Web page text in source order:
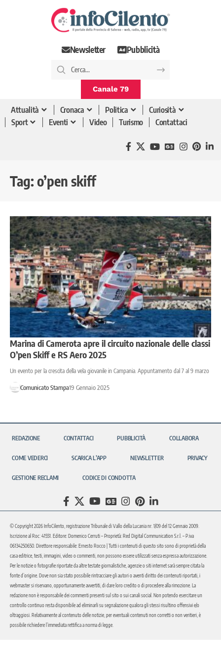
Newsletter Pubblicità
Canale 79
Attualità Cronaca Politica
Curiosità
Sport
Eventi Video Turismo Contattaci
Tag: o’pen skiff
Marina di Camerota apre il circuito nazionale delle classi
O’pen Skiff e RS Aero 2025
Un evento per la crescita della vela giovanile in Campania. Appuntamento dal 7 al 9 marzo
Comunicato Stampa19 Gennaio 2025
REDAZIONE CONTATTACI PUBBLICITÀ COLLABORA
COME VEDERCI SCARICA L’APP NEWSLETTER PRIVACY
GESTIONE RECLAMI CODICE DI CONDOTTA
© Copyright 2026 InfoCilento, registrazione Tribunale di Vallo della Lucania nr. 1/09 del 12 Gennaio 2009.
Iscrizione al Roc: 41551. Editore: Domenico Cerruti – Proprietà: Red Digital Communication S.r.l. – P.iva
06134250650. Direttore responsabile: Ernesto Rocco | Tutti i contenuti di questo sito sono di proprietà della
casa editrice, testi, immagini, video o commenti, non possono essere utilizzati senza espressa autorizzazione.
Per le notizie o fotografie riportate da altre testate giornalistiche, agenzie o siti internet sarà sempre citata la
fonte d’origine. Dove non sia stato possibile rintracciare gli autori o aventi diritto dei contenuti riportati, i
webmaster si riservano, opportunamente avvertiti, di dare loro credito o di procedere alla rimozione. La
redazione non è responsabile dei commenti presenti sul sito o sui canali social. Non potendo esercitare un
controllo continuo resta disponibile ad eliminarli su segnalazione qualora gli stessi risultino offensivi e/o
oltraggiosi. Relativamente al contenuto delle notizie, per eventuali contenuti non corretti o non veritieri, è
possibile richiedere l’immediata rettifica a norma di legge.